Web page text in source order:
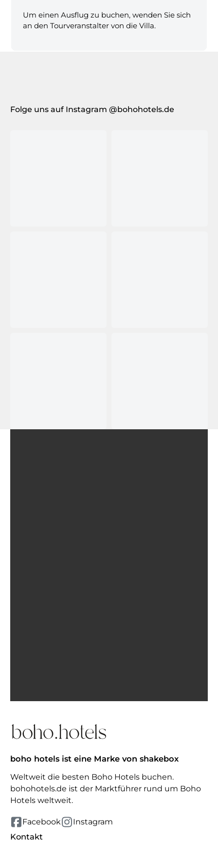
Um einen Ausflug zu buchen, wenden Sie sich
an den Tourveranstalter von die Villa.
Folge uns auf Instagram @bohohotels.de
boho hotels ist eine Marke von shakebox
Weltweit die besten Boho Hotels buchen.
bohohotels.de ist der Marktführer rund um Boho
Hotels weltweit.
Facebook Instagram
Kontakt